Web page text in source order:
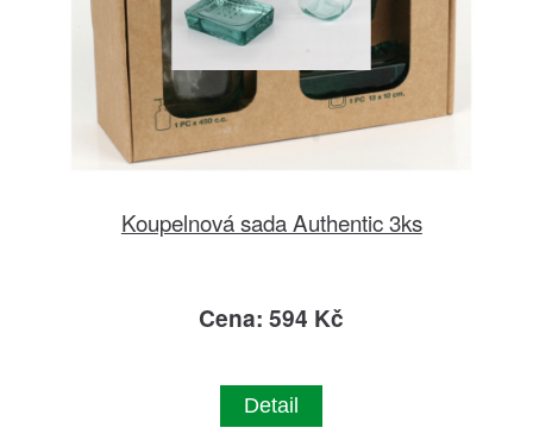
Koupelnová sada Authentic 3ks
Cena: 594 Kč
Detail